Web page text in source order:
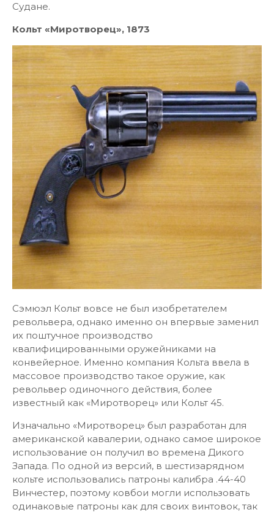
Судане.
Кольт «Миротворец», 1873
Сэмюэл Кольт вовсе не был изобретателем
револьвера, однако именно он впервые заменил
их поштучное производство
квалифицированными оружейниками на
конвейерное. Именно компания Кольта ввела в
массовое производство такое оружие, как
револьвер одиночного действия, более
известный как «Миротворец» или Кольт 45.
Изначально «Миротворец» был разработан для
американской кавалерии, однако самое широкое
использование он получил во времена Дикого
Запада. По одной из версий, в шестизарядном
кольте использовались патроны калибра .44-40
Винчестер, поэтому ковбои могли использовать
одинаковые патроны как для своих винтовок, так